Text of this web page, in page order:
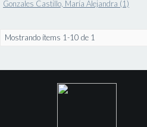
Gonzales Castillo, María Alejandra (1)
Mostrando ítems 1-10 de 1